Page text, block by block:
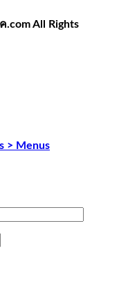
All Rights
> Menus